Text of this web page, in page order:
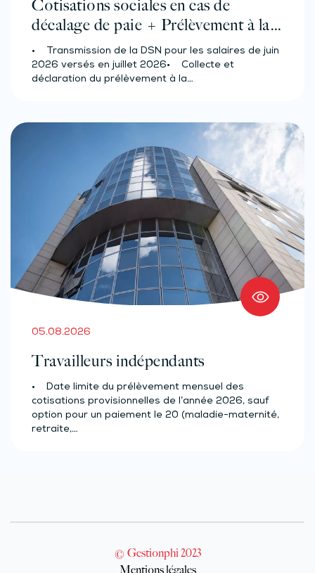
Cotisations sociales en cas de
décalage de paie + Prélèvement à la
source des salariés et assimilés
(effectif d’au moins 50 salariés)
• Transmission de la DSN pour les salaires de juin
2026 versés en juillet 2026• Collecte et
déclaration du prélèvement à la…
05.08.2026
Travailleurs indépendants
• Date limite du prélèvement mensuel des
cotisations provisionnelles de l’année 2026, sauf
option pour un paiement le 20 (maladie-maternité,
retraite,…
© Gestionphi 2023
Mentions légales